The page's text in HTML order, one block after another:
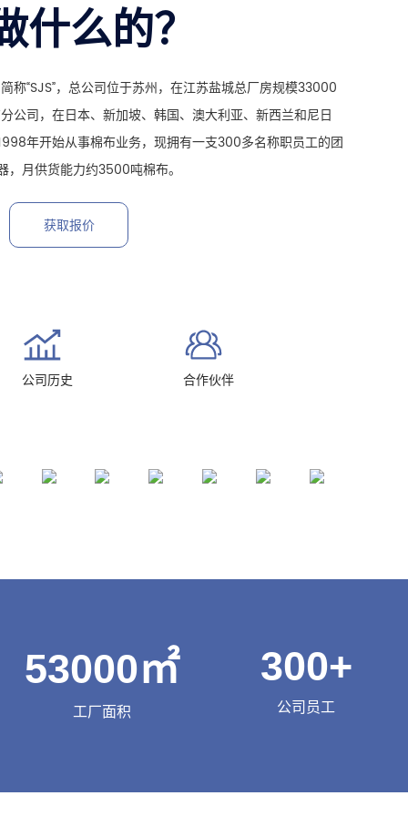
什么的？
称“SJS”，总公司位于苏州，在江苏盐城总厂房规模33000
公司，在日本、新加坡、韩国、澳大利亚、新西兰和尼日
年开始从事棉布业务，现拥有一支300多名称职员工的团
，月供货能力约3500吨棉布。
获取报价
公司历史 合作伙伴
53000㎡
工厂面积
300+
公司员工